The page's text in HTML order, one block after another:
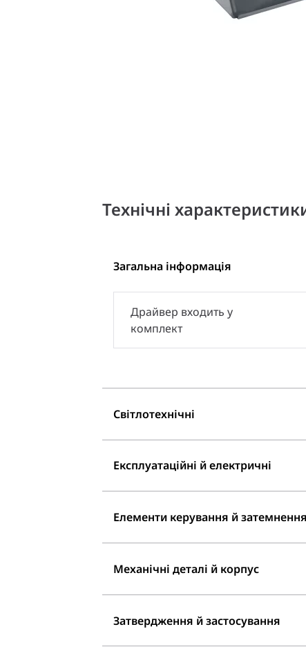
Технічні
Загальна інформація
Драйвер входить у
комплект
Світлотехнічні
Експлуатаційні й електричні
Елементи керування й затемнення
Механічні деталі й корпус
Затвердження й застосування